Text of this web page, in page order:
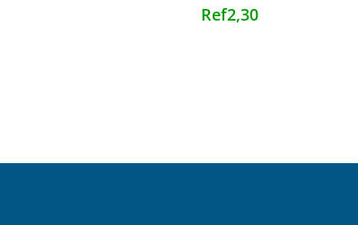
Ref2,30